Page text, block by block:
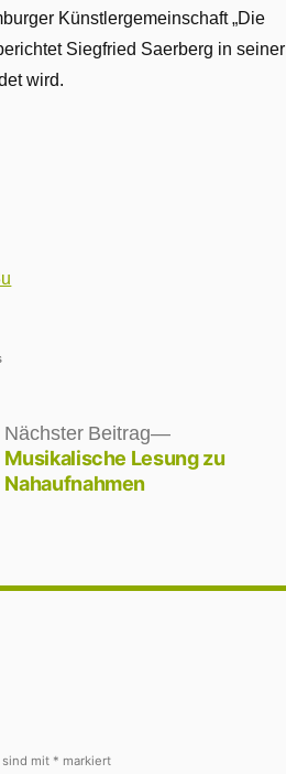
Die
Ausstellung
Künstlergemeinschaft „Die
Siegfried Saerberg in seiner
wird.
Nächster Beitrag
Nächster
Beitrag:
Musikalische Lesung zu
Nahaufnahmen
mit * markiert